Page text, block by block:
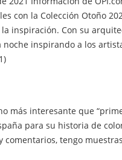
con la Colección Otoño
inspiración. Con su
inspirando a los
más interesante que
para su historia de
tengo